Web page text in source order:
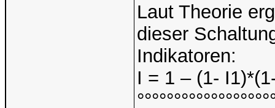
Laut Theorie
dieser
Indikatoren:
I = 1 – (1-